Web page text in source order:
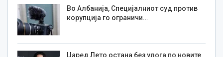
Во Албанија, Специјалниот суд против
корупција го ограничи…
Џаред Лето остана без улога по новите